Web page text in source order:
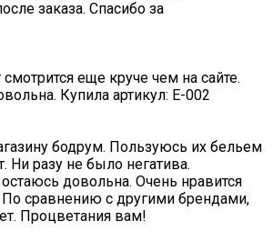
заказа. Спасибо за
еще круче чем на сайте.
Купила артикул: E-002
бодрум. Пользуюсь их бельем
Ни разу не было негатива.
довольна. Очень нравится
По сравнению с другими брендами,
Процветания вам!